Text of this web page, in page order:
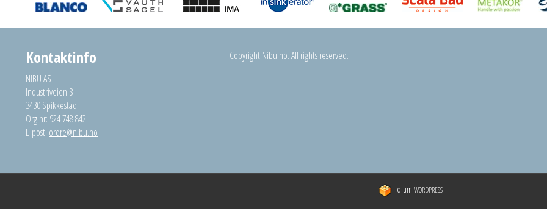
Kontaktinfo
NIBU AS
Industriveien 3
3430 Spikkestad
Org.nr: 924 748 842
E-post: ordre@nibu.no
Copyright Nibu.no. All rights reserved.
idium WORDPRESS